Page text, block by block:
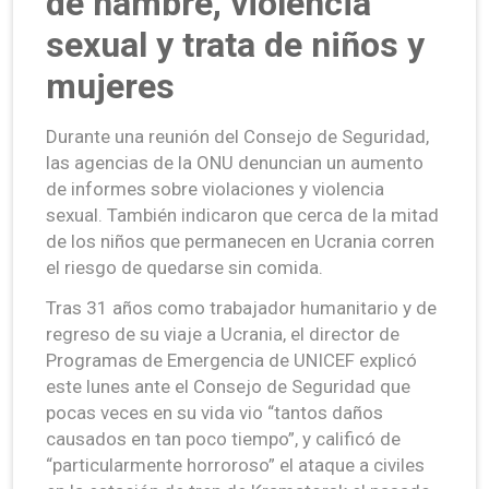
sexual y trata de niños y
mujeres
Durante una reunión del Consejo de Seguridad,
las agencias de la ONU denuncian un aumento
de informes sobre violaciones y violencia
sexual. También indicaron que cerca de la mitad
de los niños que permanecen en Ucrania corren
el riesgo de quedarse sin comida.
Tras 31 años como trabajador humanitario y de
regreso de su viaje a Ucrania, el director de
Programas de Emergencia de UNICEF explicó
este lunes ante el Consejo de Seguridad que
pocas veces en su vida vio “tantos daños
causados en tan poco tiempo”, y calificó de
“particularmente horroroso” el ataque a civiles